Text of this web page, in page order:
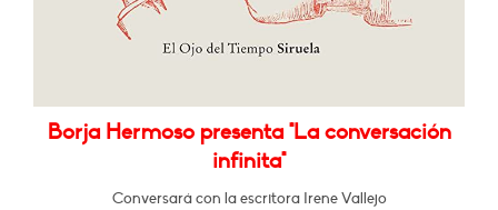
Borja Hermoso presenta "La conversación
infinita"
Conversará con la escritora Irene Vallejo